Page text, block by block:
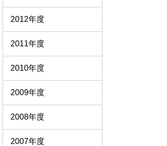
2012年度
2011年度
2010年度
2009年度
2008年度
2007年度